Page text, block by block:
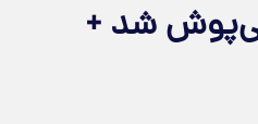
شد +